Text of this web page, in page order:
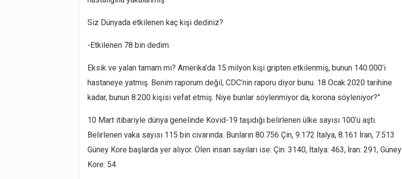
Siz Dünyada etkilenen kaç kişi dediniz?
-Etkilenen 78 bin dedim.
Eksik ve yalan tamam mı? Amerika’da 15 milyon kişi gripten etkilenmiş, bunun 140.000’i
hastaneye yatmış. Benim raporum değil, CDC’nin raporu diyor bunu. 18 Ocak 2020 tarihine
kadar, bunun 8.200 kişisi vefat etmiş. Niye bunlar söylenmiyor da, korona söyleniyor?”
10 Mart itibariyle dünya genelinde Kovid-19 taşıdığı belirlenen ülke sayısı 100’ü aştı.
Belirlenen vaka sayısı 115 bin civarında. Bunların 80.756 Çin, 9.172 İtalya, 8.161 İran, 7.513
Güney Kore başlarda yer alıyor. Ölen insan sayıları ise: Çin: 3140, İtalya: 463, İran: 291, Güney
Kore: 54